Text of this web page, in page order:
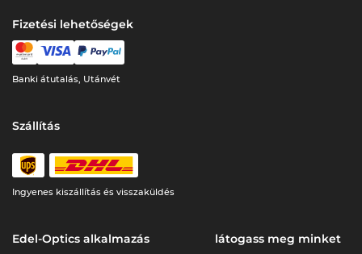
Fizetési lehetőségek
Banki átutalás, Utánvét
Szállítás
Ingyenes kiszállítás és visszaküldés
Edel-Optics alkalmazás látogass meg minket